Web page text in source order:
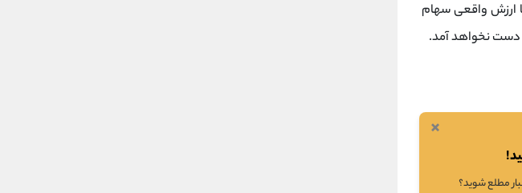
ارزش واقعی سهام
دست نخواهد آمد.
ها، دارایی ها
به کارگیری این
می تواند از
×
مطلع شوید؟